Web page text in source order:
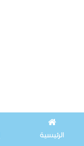
الرئيسية